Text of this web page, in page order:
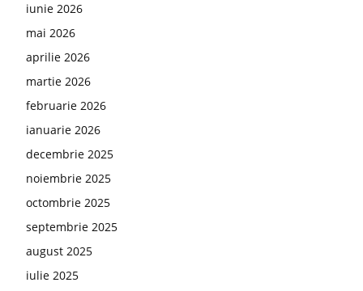
iunie 2026
mai 2026
aprilie 2026
martie 2026
februarie 2026
ianuarie 2026
decembrie 2025
noiembrie 2025
octombrie 2025
septembrie 2025
august 2025
iulie 2025